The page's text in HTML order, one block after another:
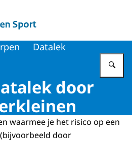
Datalek
door
waarmee je het risico op een
door